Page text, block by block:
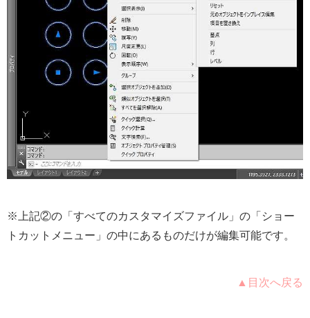
※上記②の「すべてのカスタマイズファイル」の「ショー
トカットメニュー」の中にあるものだけが編集可能です。
▲目次へ戻る